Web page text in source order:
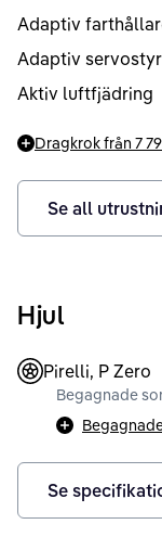
Adaptiv
Adaptiv
Aktiv luftfjädring
Dragkrok från 7
Se all
Hjul
Pirelli, P Zero
Begagnade
Se